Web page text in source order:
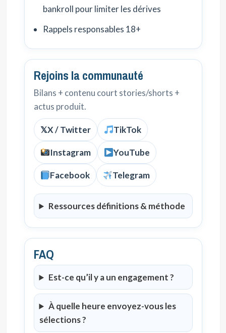
bankroll pour limiter les dérives
Rappels responsables 18+
Rejoins la communauté
Bilans + contenu court stories/shorts +
actus produit.
𝕏X / Twitter TikTok
Instagram YouTube
Facebook Telegram
Ressources définitions & méthode
FAQ
Est-ce qu’il y a un engagement ?
À quelle heure envoyez-vous les
sélections ?